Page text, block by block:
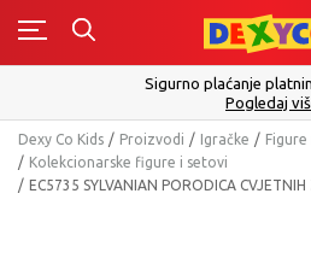
Sigurno plaćanje
Pogledaj
Dexy Co Kids Proizvodi Igračke
Kolekcionarske figure i setovi
EC5735 SYLVANIAN PORODICA CVJETNIH